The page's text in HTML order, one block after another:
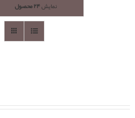
نمایش۲۴ محصول